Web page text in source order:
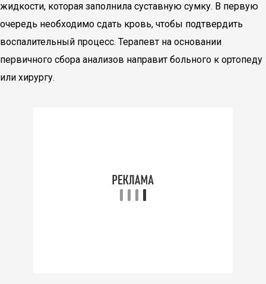
жидкости, которая заполнила суставную сумку. В первую
очередь необходимо сдать кровь, чтобы подтвердить
воспалительный процесс. Терапевт на основании
первичного сбора анализов направит больного к ортопеду
или хирургу.